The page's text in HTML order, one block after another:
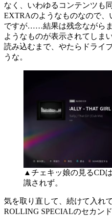
なく、いわゆるコンテンツも
EXTRAのようなものなので
ですが……結果は残念ながら
ようなものが表示されてしま
読み込むまで、やたらドライ
うな。
▲チェキッ娘の見るCD
識されず。
気を取り直して、続けて入れ
ROLLING SPECIALのセカン